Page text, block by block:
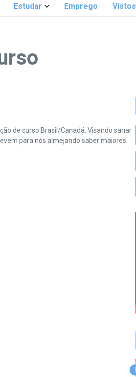
Estudar Emprego Vistos
de curso Brasil/Canadá. Visando sanar
para nós almejando saber maiores
1